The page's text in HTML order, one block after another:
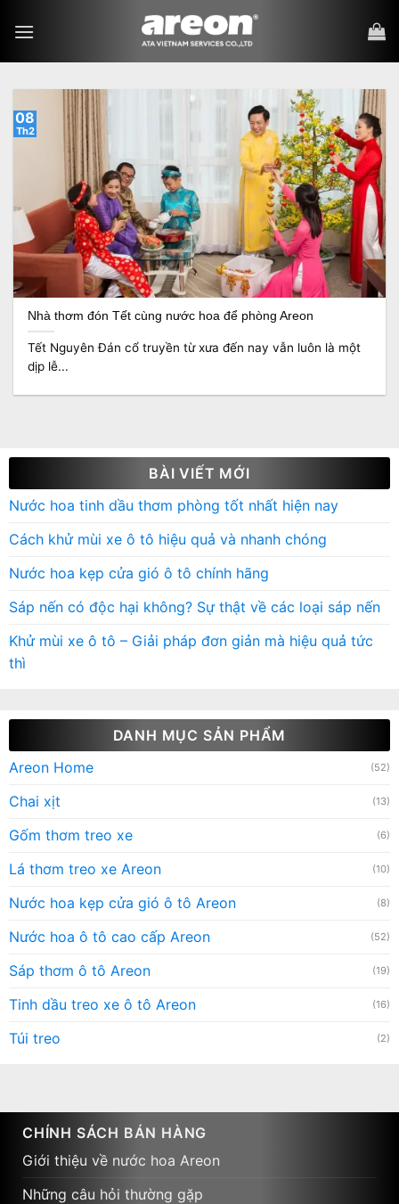
qua
Nhà thơm đón Tết cùng nước hoa để phòng Areon
Tết Nguyên Đán cổ truyền từ xưa đến nay vẫn luôn là một
dịp lễ...
08
Th2
BÀI VIẾT MỚI
Nước hoa tinh dầu thơm phòng tốt nhất hiện nay
Cách khử mùi xe ô tô hiệu quả và nhanh chóng
Nước hoa kẹp cửa gió ô tô chính hãng
Sáp nến có độc hại không? Sự thật về các loại sáp nến
Khử mùi xe ô tô – Giải pháp đơn giản mà hiệu quả tức
thì
DANH MỤC SẢN PHẨM
Areon Home
(52)
Chai xịt (13)
Gốm thơm treo xe (6)
Lá thơm treo xe Areon (10)
Nước hoa kẹp cửa gió ô tô Areon (8)
Nước hoa ô tô cao cấp Areon (52)
Sáp thơm ô tô Areon (19)
Tinh dầu treo xe ô tô Areon (16)
Túi treo (2)
CHÍNH SÁCH BÁN HÀNG
Giới thiệu về nước hoa Areon
Những câu hỏi thường gặp